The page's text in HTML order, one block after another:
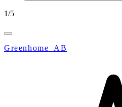
1/5
Greenhome_AB